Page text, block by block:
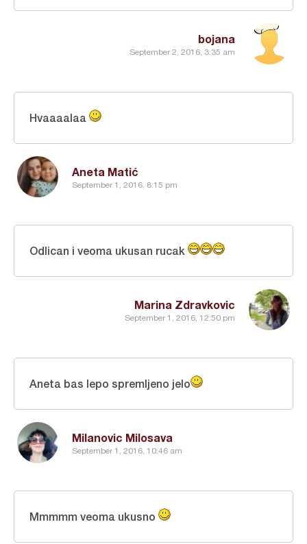
bojana
September 2, 2016, 3:35 am
Aneta Matić
September 1, 2016, 8:15 pm
Hvaaaalaa
Marina Zdravkovic
September 1, 2016, 12:50 pm
Odlican i veoma ukusan rucak
Milanovic Milosava
September 1, 2016, 10:46 am
Aneta bas lepo spremljeno jelo
Mmmmm veoma ukusno